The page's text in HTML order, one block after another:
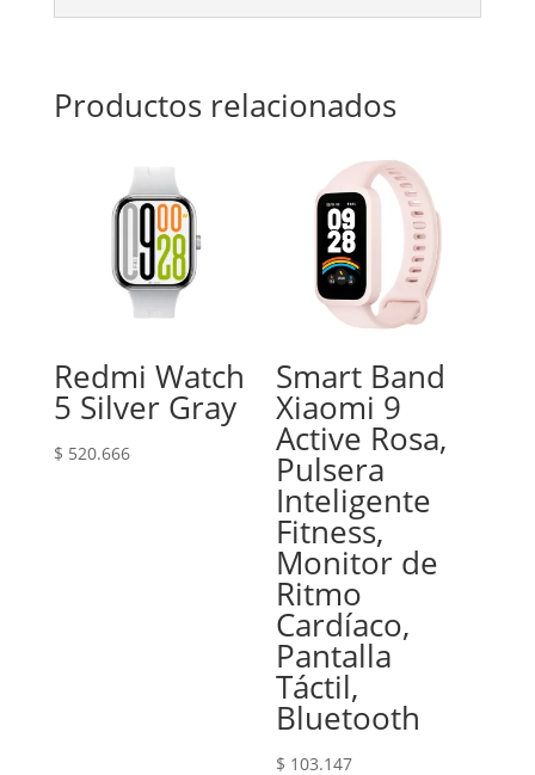
Productos relacionados
Redmi Watch
5 Silver Gray
$ 520.666
Smart Band
Xiaomi 9
Active Rosa,
Pulsera
Inteligente
Fitness,
Monitor de
Ritmo
Cardíaco,
Pantalla
Táctil,
Bluetooth
$ 103.147